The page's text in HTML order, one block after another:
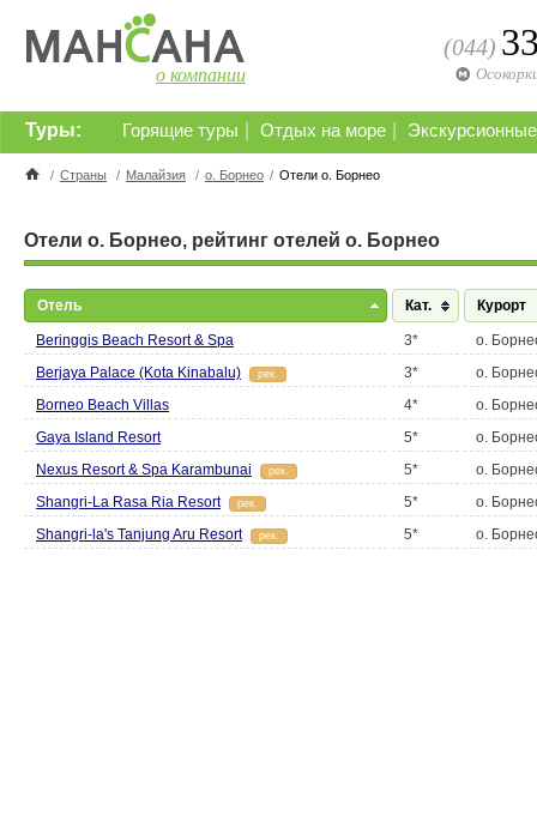
о компании
(044)
Горящие туры Отдых на море
Туры:
/ Страны / Малайзия / о. Борнео / Отели о. Борнео
Отели о. Борнео, рейтинг отелей о. Борнео
Отель Кат. Курорт
Beringgis Beach Resort & Spa 3*
о.
Berjaya Palace (Kota Kinabalu)
рек. 3*
о.
Borneo Beach Villas
4*
о.
Gaya Island Resort
5*
о.
Nexus Resort & Spa Karambunai
рек. 5*
о.
Shangri-La Rasa Ria Resort
рек. 5*
о.
Shangri-la's Tanjung Aru Resort
рек. 5* о.